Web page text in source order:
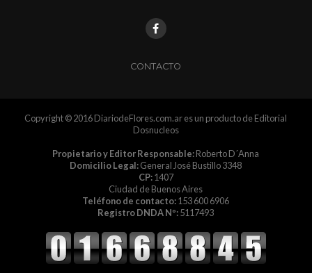
CONTACTO
Copyright © 2016 DiariodeFlores.com.ar es un producto de Editorial
Dosnucleos
Propietario y Editor Responsable:Roberto D´Anna
Domicilio Legal:General José Bustillo 3348
CP:1407
Ciudad de Buenos Aires
Teléfono de contacto:153 600 6906
Registro DNDA Nº:5117493